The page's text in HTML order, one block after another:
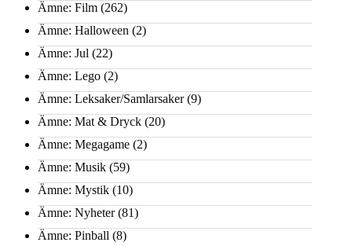
Ämne: Film (262)
Ämne: Halloween (2)
Ämne: Jul (22)
Ämne: Lego (2)
Ämne: Leksaker/Samlarsaker(9)
Ämne: Mat & Dryck (20)
Ämne: Megagame (2)
Ämne: Musik (59)
Ämne: Mystik (10)
Ämne: Nyheter(81)
Ämne: Pinball (8)